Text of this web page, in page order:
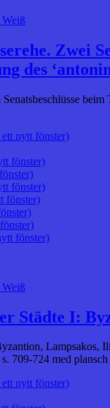
Weiß
Zwei
des
nytt fönster)
fönster)
fönster)
fönster)
fönster)
Weiß
Städte I:
709-724 med plansch
nytt fönster)